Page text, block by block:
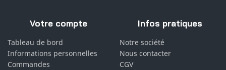
Votre compte
Tableau de bord
Informations personnelles
Commandes
Infos pratiques
Notre société
Nous contacter
CGV